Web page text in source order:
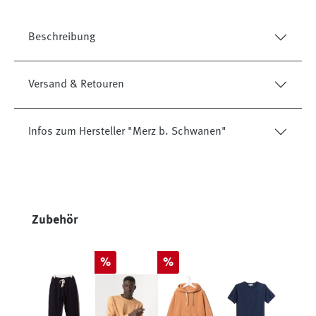
Beschreibung
Versand & Retouren
Infos zum Hersteller "Merz b. Schwanen"
Produktgalerie überspringen
Zubehör
Rabatt
% Rabatt
%